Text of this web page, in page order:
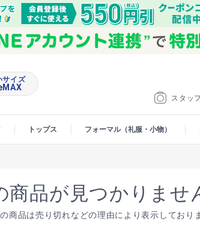
スタッ
サイズ
トップス フォーマル（礼服・小物）
商品が見つかりませ
商品は売り切れなどの理由により表示しており